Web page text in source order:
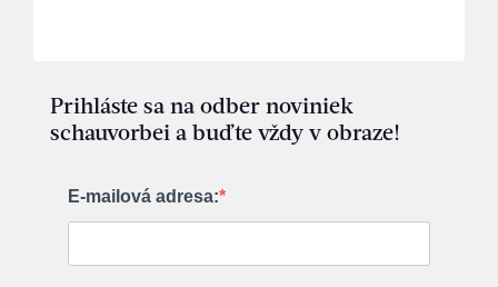
Prihláste sa na odber noviniek
schauvorbei a buďte vždy v obraze!
E-mailová adresa: